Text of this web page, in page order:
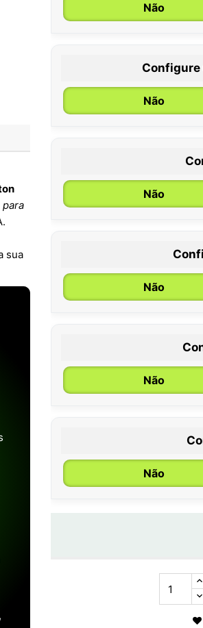
sua
Não
Configure
Não
Não
Não
Não
Não